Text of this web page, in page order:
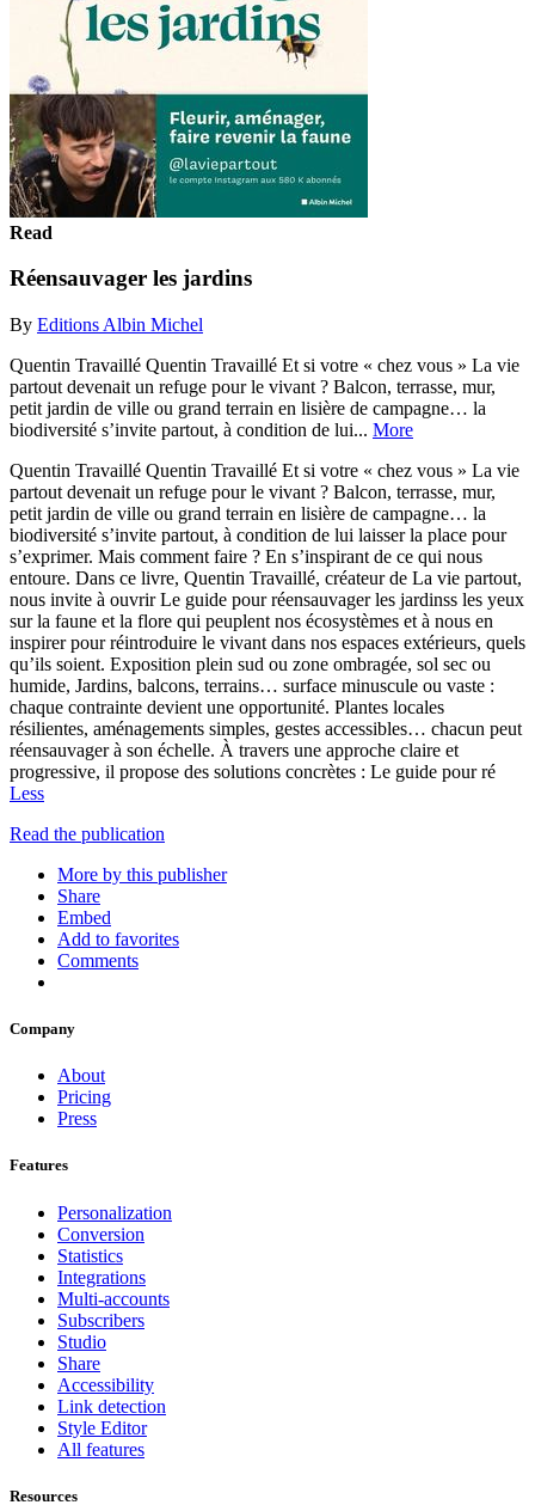
Read
Réensauvager les jardins
By Editions Albin Michel
Quentin Travaillé Quentin Travaillé Et si votre « chez vous » La vie
partout devenait un refuge pour le vivant ? Balcon, terrasse, mur,
petit jardin de ville ou grand terrain en lisière de campagne… la
biodiversité s’invite partout, à condition de lui... More
Quentin Travaillé Quentin Travaillé Et si votre « chez vous » La vie
partout devenait un refuge pour le vivant ? Balcon, terrasse, mur,
petit jardin de ville ou grand terrain en lisière de campagne… la
biodiversité s’invite partout, à condition de lui laisser la place pour
s’exprimer. Mais comment faire ? En s’inspirant de ce qui nous
entoure. Dans ce livre, Quentin Travaillé, créateur de La vie partout,
nous invite à ouvrir Le guide pour réensauvager les jardinss les yeux
sur la faune et la flore qui peuplent nos écosystèmes et à nous en
inspirer pour réintroduire le vivant dans nos espaces extérieurs, quels
qu’ils soient. Exposition plein sud ou zone ombragée, sol sec ou
humide, Jardins, balcons, terrains… surface minuscule ou vaste :
chaque contrainte devient une opportunité. Plantes locales
résilientes, aménagements simples, gestes accessibles… chacun peut
réensauvager à son échelle. À travers une approche claire et
progressive, il propose des solutions concrètes : Le guide pour ré
Less
Read the publication
More by this publisher
Share
Embed
Add to favorites
Comments
Company
About
Pricing
Press
Features
Personalization
Conversion
Statistics
Integrations
Multi-accounts
Subscribers
Studio
Share
Accessibility
Link detection
Style Editor
All features
Resources